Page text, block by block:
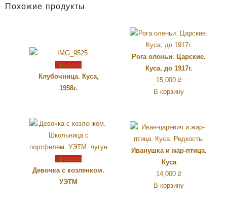
Похожие продукты
Продано
Клубочница. Куса,
1958г.
Рога оленьи. Царские.
Куса, до 1917г.
15,000 Р
УБ.
В корзину
Продано
Девочка с козленком.
УЭТМ
Иванушка и жар-птица.
Куса
14,000 Р
УБ.
В корзину